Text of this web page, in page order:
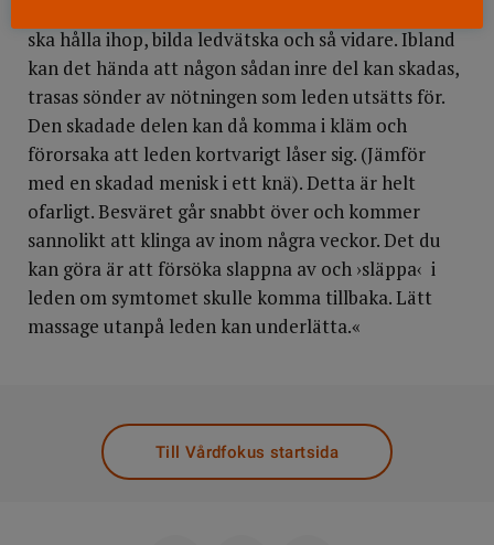
ska hålla ihop, bilda ledvätska och så vidare. Ibland
kan det hända att någon sådan inre del kan skadas,
trasas sönder av nötningen som leden utsätts för.
Den skadade delen kan då komma i kläm och
förorsaka att leden kortvarigt låser sig. (Jämför
med en skadad menisk i ett knä). Detta är helt
ofarligt. Besväret går snabbt över och kommer
sannolikt att klinga av inom några veckor. Det du
kan göra är att försöka slappna av och ›släppa‹ i
leden om symtomet skulle komma tillbaka. Lätt
massage utanpå leden kan underlätta.«
Till Vårdfokus startsida